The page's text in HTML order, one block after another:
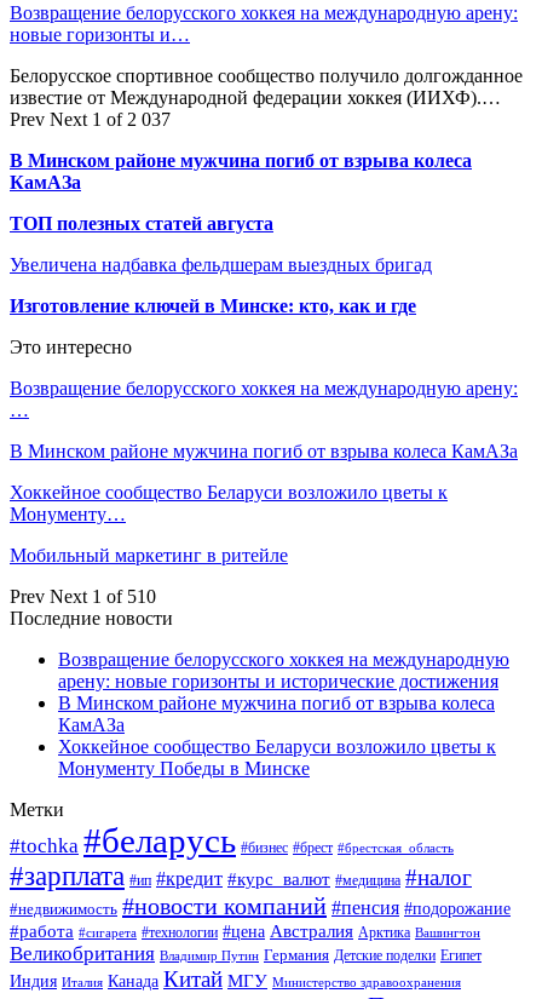
Возвращение белорусского хоккея на международную арену:
новые горизонты и…
Белорусское спортивное сообщество получило долгожданное
известие от Международной федерации хоккея (ИИХФ).…
Prev Next 1 of 2 037
В Минском районе мужчина погиб от взрыва колеса
КамАЗа
ТОП полезных статей августа
Увеличена надбавка фельдшерам выездных бригад
Изготовление ключей в Минске: кто, как и где
Это интересно
Возвращение белорусского хоккея на международную арену:
…
В Минском районе мужчина погиб от взрыва колеса КамАЗа
Хоккейное сообщество Беларуси возложило цветы к
Монументу…
Мобильный маркетинг в ритейле
Prev Next 1 of 510
Последние новости
Возвращение белорусского хоккея на международную
арену: новые горизонты и исторические достижения
В Минском районе мужчина погиб от взрыва колеса
КамАЗа
Хоккейное сообщество Беларуси возложило цветы к
Монументу Победы в Минске
Метки
#tochka #беларусь #бизнес #брест #брестская_область
#зарплата #ип #кредит #курс_валют #медицина #налог
#недвижимость #новости компаний #пенсия #подорожание
#работа #сигарета #технологии #цена Австралия Арктика Вашингтон
Великобритания Владимир Путин Германия Детские поделки Египет
Индия Италия Канада Китай МГУ Министерство здравоохранения